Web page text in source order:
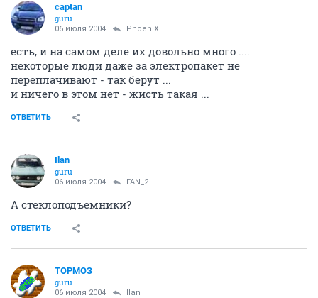
captan
guru
06 июля 2004 PhoeniX
есть, и на самом деле их довольно много ....
некоторые люди даже за электропакет не
переплачивают - так берут ...
и ничего в этом нет - жисть такая ...
ОТВЕТИТЬ
Ilan
guru
06 июля 2004 FAN_2
А стеклоподъемники?
ОТВЕТИТЬ
ТОРМОЗ
guru
06 июля 2004 Ilan